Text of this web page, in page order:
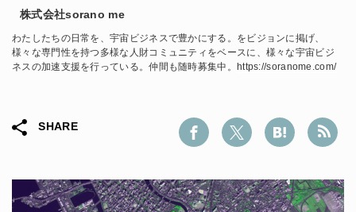
株式会社sorano me
わたしたちの日常を、宇宙ビジネスで豊かにする。をビジョンに掲げ、
様々な専門性を持つ多様な人財コミュニティをベースに、様々な宇宙ビジ
ネスの加速支援を行っている。仲間も随時募集中。
https://soranome.com/
SHARE